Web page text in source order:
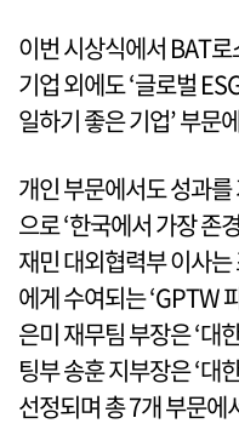
이번 시상식에서 BAT
기업 외에도 ‘글로벌
일하기 좋은 기업’ 부문
개인 부문에서도 성과
으로 ‘한국에서 가장 존
재민 대외협력부 이사
에게 수여되는 ‘GPTW
은미 재무팀 부장은 ‘대
팅부 송훈 지부장은 ‘대
선정되며 총 7개 부문에